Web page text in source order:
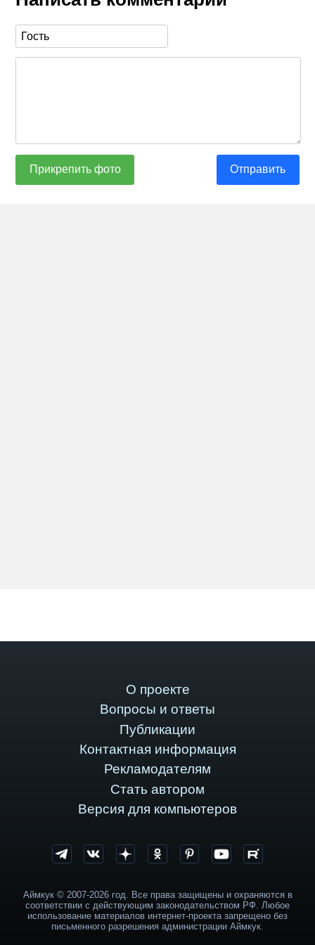
Прикрепить фото Отправить
О проекте
Вопросы и ответы
Публикации
Контактная информация
Рекламодателям
Стать автором
Версия для компьютеров
Аймкук © 2007-2026 год. Все права защищены и охраняются в
соответствии с действующим законодательством РФ. Любое
использование материалов интернет-проекта запрещено без
письменного разрешения администрации Аймкук.